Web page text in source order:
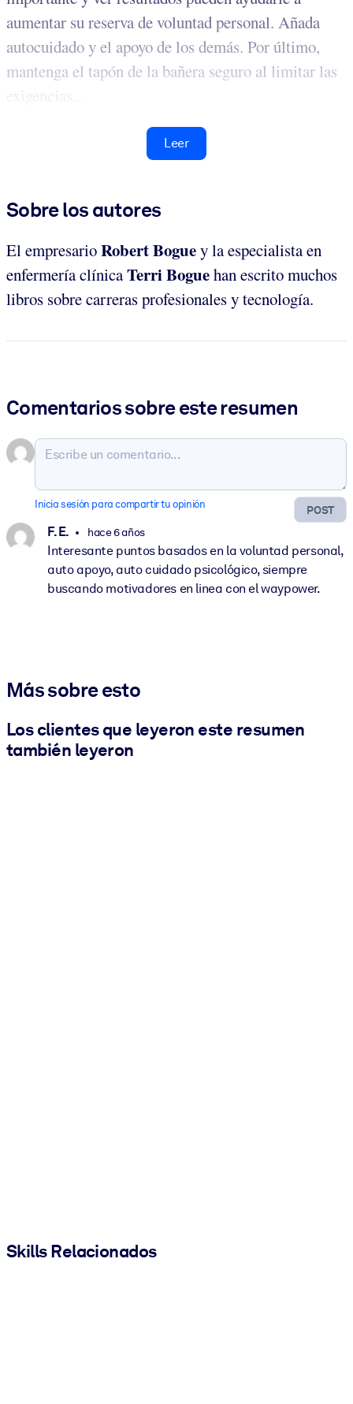
aumentar su reserva de voluntad personal. Añada
autocuidado y el apoyo de los demás. Por último,
mantenga el tapón de la bañera seguro al limitar las
exigencias...
Leer
Sobre los autores
El empresarioRobert Boguey la especialista en
enfermería clínicaTerri Boguehan escrito muchos
libros sobre carreras profesionales y tecnología.
Comentarios sobre este resumen
POST
Inicia sesión para compartir tu opinión
F. E. hace 6 años
Interesante puntos basados en la voluntad personal,
auto apoyo, auto cuidado psicológico, siempre
buscando motivadores en linea con el waypower.
Más sobre esto
Los clientes que leyeron este resumen
también leyeron
Skills Relacionados